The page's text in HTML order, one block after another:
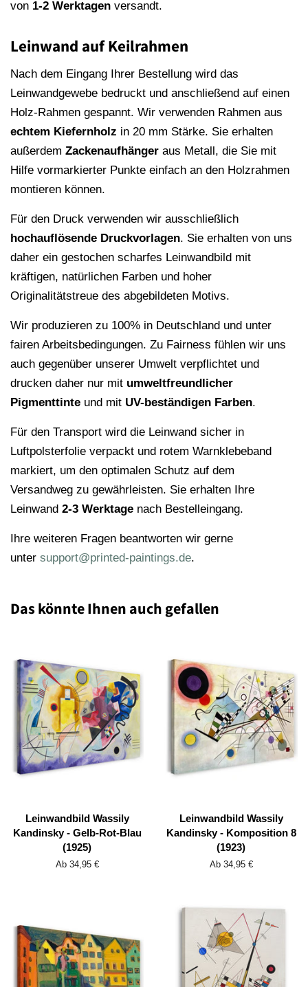
von 1-2 Werktagen versandt.
Leinwand auf Keilrahmen
Nach dem Eingang Ihrer Bestellung wird das
Leinwandgewebe bedruckt und anschließend auf einen
Holz-Rahmen gespannt. Wir verwenden Rahmen aus
echtem Kiefernholz in 20 mm Stärke. Sie erhalten
außerdem Zackenaufhänger aus Metall, die Sie mit
Hilfe vormarkierter Punkte einfach an den Holzrahmen
montieren können.
Für den Druck verwenden wir ausschließlich
hochauflösende Druckvorlagen. Sie erhalten von uns
daher ein gestochen scharfes Leinwandbild mit
kräftigen, natürlichen Farben und hoher
Originalitätstreue des abgebildeten Motivs.
Wir produzieren zu 100% in Deutschland und unter
fairen Arbeitsbedingungen. Zu Fairness fühlen wir uns
auch gegenüber unserer Umwelt verpflichtet und
drucken daher nur mit umweltfreundlicher
Pigmenttinte und mit UV-beständigen Farben.
Für den Transport wird die Leinwand sicher in
Luftpolsterfolie verpackt und rotem Warnklebeband
markiert, um den optimalen Schutz auf dem
Versandweg zu gewährleisten. Sie erhalten Ihre
Leinwand 2-3 Werktage nach Bestelleingang.
Ihre weiteren Fragen beantworten wir gerne
unter support@printed-paintings.de.
Das könnte Ihnen auch gefallen
Leinwandbild Wassily
Kandinsky - Gelb-Rot-Blau
(1925)
Ab 34,95 €
Leinwandbild Wassily
Kandinsky - Komposition 8
(1923)
Ab 34,95 €